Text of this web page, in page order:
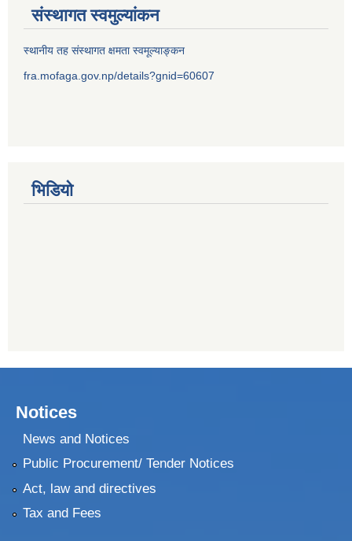
संस्थागत स्वमुल्यांकन
स्थानीय तह संस्थागत क्षमता स्वमूल्याङ्कन
fra.mofaga.gov.np/details?gnid=60607
भिडियो
Notices
News and Notices
Public Procurement/ Tender Notices
Act, law and directives
Tax and Fees